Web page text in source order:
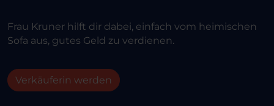
Frau Kruner hilft dir dabei, einfach vom heimischen
Sofa aus, gutes Geld zu verdienen.
Verkäuferin werden